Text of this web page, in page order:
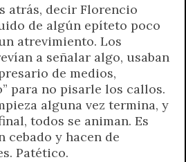
atrás, decir Florencio
de algún epíteto poco
atrevimiento. Los
a señalar algo, usaban
de medios,
para no pisarle los callos.
alguna vez termina, y
todos se animan. Es
cebado y hacen de
Patético.